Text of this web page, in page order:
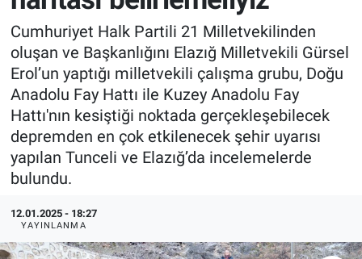
Cumhuriyet Halk Partili 21 Milletvekilinden
oluşan ve Başkanlığını Elazığ Milletvekili Gürsel
Erol’un yaptığı milletvekili çalışma grubu, Doğu
Anadolu Fay Hattı ile Kuzey Anadolu Fay
Hattı'nın kesiştiği noktada gerçekleşebilecek
depremden en çok etkilenecek şehir uyarısı
yapılan Tunceli ve Elazığ’da incelemelerde
bulundu.
12.01.2025 - 18:27
YAYINLANMA
SİYASET
TEKNOLOJİ
EKONOMİ
SPOR
ASAYİŞ
Tüm Manşetler
Son Dakika Haberleri
Haber Arşivi